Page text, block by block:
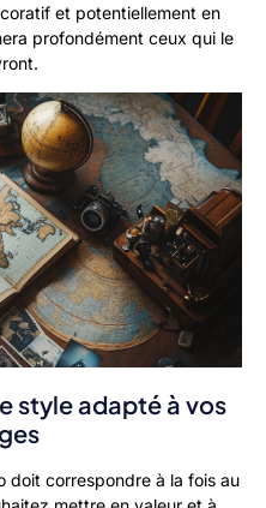
et potentiellement en
profondément ceux qui le
style adapté à vos
doit correspondre à la fois au